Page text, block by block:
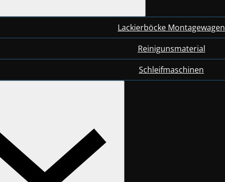
Lackierböcke Montagewagen
Reinigunsmaterial
Schleifmaschinen